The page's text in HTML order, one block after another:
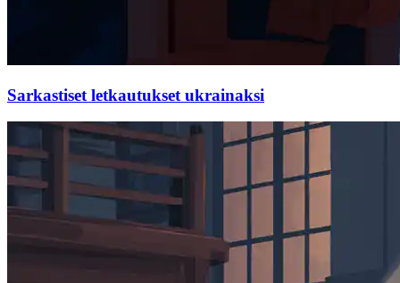
Sarkastiset letkautukset ukrainaksi